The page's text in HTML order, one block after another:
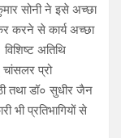
सोनी ने इसे अच्छा
करने से कार्य अच्छा
अतिथि
चांसलर प्रो
तथा डॉ० सुधीर जैन
भी प्रतिभागियों से